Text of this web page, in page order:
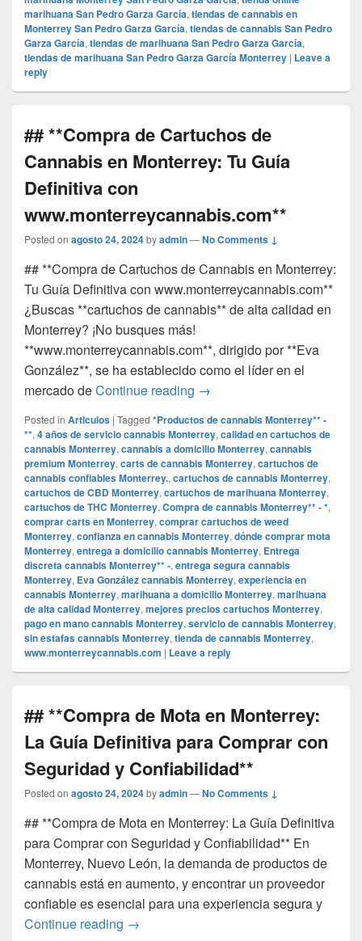
marihuana San Pedro Garza García, tiendas de cannabis en
Monterrey San Pedro Garza García, tiendas de cannabis San Pedro
Garza García, tiendas de marihuana San Pedro Garza García,
tiendas de marihuana San Pedro Garza García Monterrey | Leave a
reply
## **Compra de Cartuchos de
Cannabis en Monterrey: Tu Guía
Definitiva con
www.monterreycannabis.com**
Posted on agosto 24, 2024byadmin—No Comments ↓
## **Compra de Cartuchos de Cannabis en Monterrey:
Tu Guía Definitiva con www.monterreycannabis.com**
¿Buscas **cartuchos de cannabis** de alta calidad en
Monterrey? ¡No busques más!
**www.monterreycannabis.com**, dirigido por **Eva
González**, se ha establecido como el líder en el
mercado deContinue reading ## **Compra de Cartuchos
→
Posted in Articulos | Tagged *Productos de cannabis Monterrey** -
**, 4 años de servicio cannabis Monterrey, calidad en cartuchos de
cannabis Monterrey, cannabis a domicilio Monterrey, cannabis
premium Monterrey, carts de cannabis Monterrey, cartuchos de
cannabis confiables Monterrey., cartuchos de cannabis Monterrey,
cartuchos de CBD Monterrey, cartuchos de marihuana Monterrey,
cartuchos de THC Monterrey, Compra de cannabis Monterrey** - *,
comprar carts en Monterrey, comprar cartuchos de weed
Monterrey, confianza en cannabis Monterrey, dónde comprar mota
Monterrey, entrega a domicilio cannabis Monterrey, Entrega
discreta cannabis Monterrey** -, entrega segura cannabis
Monterrey, Eva González cannabis Monterrey, experiencia en
cannabis Monterrey, marihuana a domicilio Monterrey, marihuana
de alta calidad Monterrey, mejores precios cartuchos Monterrey,
pago en mano cannabis Monterrey, servicio de cannabis Monterrey,
sin estafas cannabis Monterrey, tienda de cannabis Monterrey,
www.monterreycannabis.com | Leave a reply
## **Compra de Mota en Monterrey:
La Guía Definitiva para Comprar con
Seguridad y Confiabilidad**
Posted on agosto 24, 2024byadmin—No Comments ↓
## **Compra de Mota en Monterrey: La Guía Definitiva
para Comprar con Seguridad y Confiabilidad** En
Monterrey, Nuevo León, la demanda de productos de
cannabis está en aumento, y encontrar un proveedor
confiable es esencial para una experiencia segura y
Continue reading ## **Compra de Mota en Monterrey: La
→